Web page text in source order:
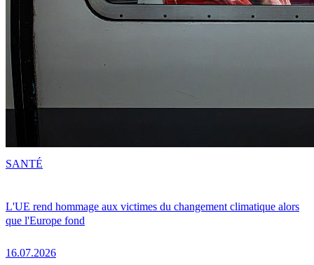
L'UE rend hommage aux victimes du changement climatique alors
que l'Europe fond
16.07.2026
SANTÉ